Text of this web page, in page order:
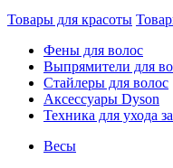
Товары для красоты
Фены для волос
Выпрямители для
Стайлеры для волос
Аксессуары Dyson
Техника для ухода
Весы